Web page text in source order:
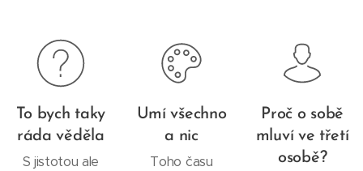
To bych taky
ráda věděla
S jistotou ale
Umí všechno
a nic
Toho času
Proč o sobě
mluví ve třetí
osobě?